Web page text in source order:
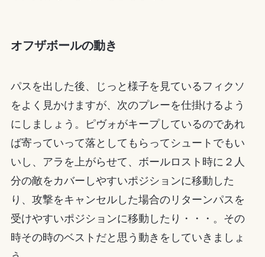
オフザボールの動き
パスを出した後、じっと様子を見ているフィクソ
をよく見かけますが、次のプレーを仕掛けるよう
にしましょう。ピヴォがキープしているのであれ
ば寄っていって落としてもらってシュートでもい
いし、アラを上がらせて、ボールロスト時に２人
分の敵をカバーしやすいポジションに移動した
り、攻撃をキャンセルした場合のリターンパスを
受けやすいポジションに移動したり・・・。その
時その時のベストだと思う動きをしていきましょ